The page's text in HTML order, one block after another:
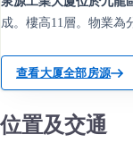
成。樓高11層。物業為
查看大厦全部房源
位置及交通